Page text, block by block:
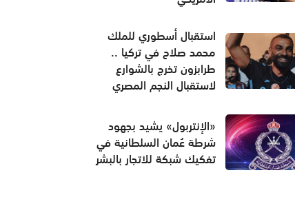
استقبال أسطوري للملك
محمد صلاح في تركيا ..
طرابزون تخرج بالشوارع
لاستقبال النجم المصري
«الإنتربول» يشيد بجهود
شرطة عُمان السلطانية في
تفكيك شبكة للاتجار بالبشر